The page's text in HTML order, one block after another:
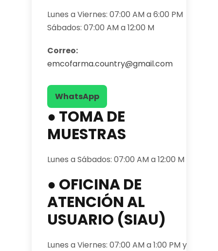
Lunes a Viernes: 07:00 AM a 6:00 PM
Sábados: 07:00 AM a 12:00 M
Correo:
emcofarma.country@gmail.com
WhatsApp
● TOMA DE
MUESTRAS
Lunes a Sábados: 07:00 AM a 12:00 M
● OFICINA DE
ATENCIÓN AL
USUARIO (SIAU)
Lunes a Viernes: 07:00 AM a 1:00 PM y